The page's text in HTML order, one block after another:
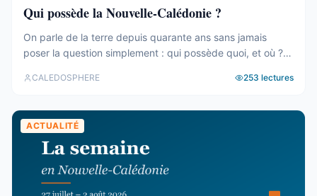
Qui possède la Nouvelle-Calédonie ?
On parle de la terre depuis quarante ans sans jamais
poser la question simplement : qui possède quoi, et où ?
agrégé ses 77 031 parcelles. Le résultat tient en trois
CALEDOSPHERE 253 lectures
ACTUALITÉ